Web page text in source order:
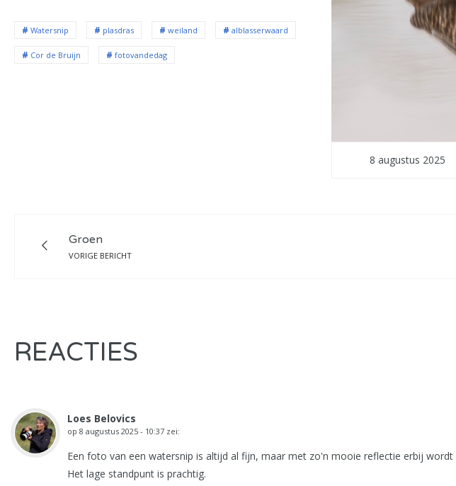
Watersnip plasdras weiland alblasserwaard
Cor de Bruijn fotovandedag
8 augustus 2025
Groen
VORIGE BERICHT
REACTIES
Loes Belovics
op 8 augustus 2025 - 10:37 zei:
Een foto van een watersnip is altijd al fijn, maar met zo'n mooie reflectie erbij wordt
Het lage standpunt is prachtig.